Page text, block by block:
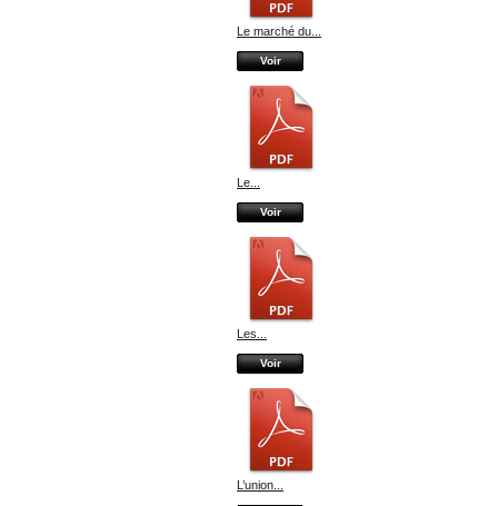
Le marché du...
Voir
Le...
Voir
Les...
Voir
L’union...